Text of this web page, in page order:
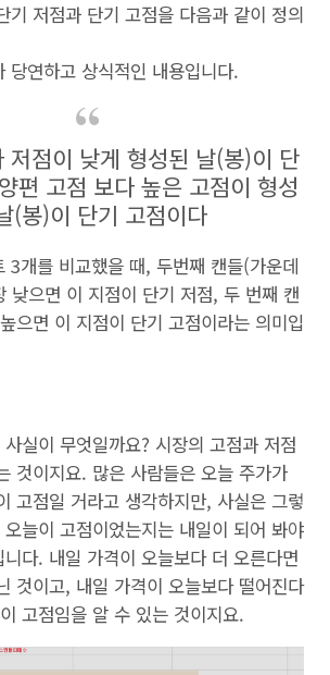
기 저점과 단기 고점을 다음과 같이 정의
당연하고 상식적인 내용입니다.
저점이 낮게 형성된 날(봉)이 단
편 고점 보다 높은 고점이 형성
(봉)이 단기 고점이다
3개를 비교했을 때, 두번째 캔들(가운데
낮으면 이 지점이 단기 저점, 두 번째 캔
으면 이 지점이 단기 고점이라는 의미입
실이 무엇일까요? 시장의 고점과 저점
것이지요. 많은 사람들은 오늘 주가가
고점일 거라고 생각하지만, 사실은 그렇
늘이 고점이었는지는 내일이 되어 봐야
다. 내일 가격이 오늘보다 더 오른다면
것이고, 내일 가격이 오늘보다 떨어진다
고점임을 알 수 있는 것이지요.